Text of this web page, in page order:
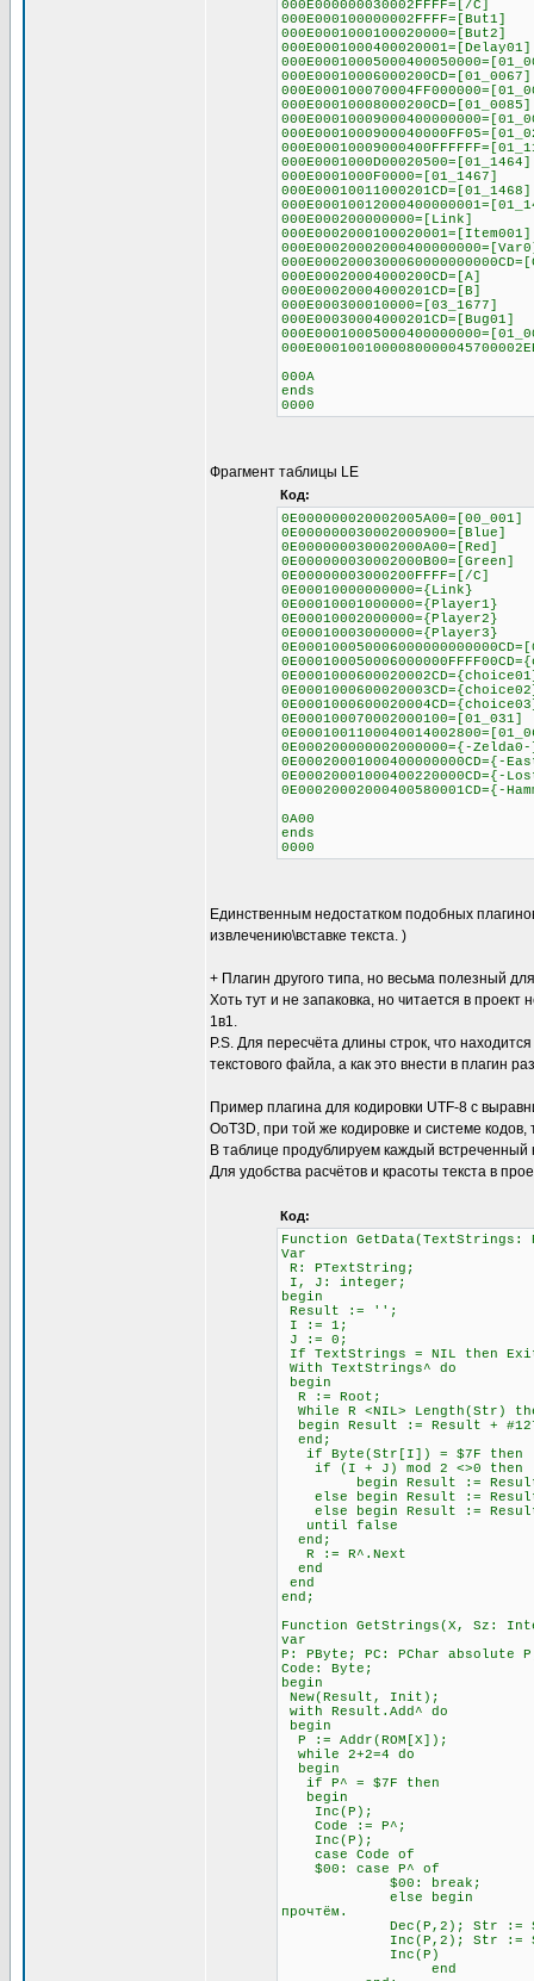
000E000000030002FFFF=[/C]
000E000100000002FFFF=[But1]
000E0001000100020000=[But2]
000E0001000400020001=[Delay01]
000E00010006000200CD=[01_0067]
000E00010008000200CD=[01_0085]
000E0001000D00020500=[01_1464]
000E0001000F0000=[01_1467]
000E00010011000201CD=[01_1468]
000E000200000000=[Link]
000E0002000100020001=[Item001]
000E00020004000200CD=[A]
000E00020004000201CD=[B]
000E000300010000=[03_1677]
000E00030004000201CD=[Bug01]
000A
ends
0000
Фрагмент таблицы LE
Код:
0E000000020002005A00=[00_001]
0E000000030002000900=[Blue]
0E000000030002000A00=[Red]
0E000000030002000B00=[Green]
0E00000003000200FFFF=[/C]
0E00010000000000={Link}
0E00010001000000={Player1}
0E00010002000000={Player2}
0E00010003000000={Player3}
0E000100070002000100=[01_031]
0E000200000002000000={-
0E00020001000400000000CD={-
0E00020001000400220000CD={-
0E00020002000400580001CD={-
0A00
ends
0000
Единственным недостатком подобных
извлечению\вставке текста. )
+ Плагин другого типа, но весьма полезный
Хоть тут и не запаковка, но читается в проект
1в1.
P.S. Для пересчёта длины строк, что
текстового файла, а как это внести в плагин
Пример плагина для кодировки UTF-8 с
OoT3D, при той же кодировке и системе
В таблице продублируем каждый
Для удобства расчётов и красоты текста в
Код:
Function
Var
R: PTextString;
I, J: integer;
begin
Result := '';
I := 1; \\ Счётчик
J := 0; \\
If TextStrings = NIL then
With TextStrings^ do
begin
R := Root;
While R <NIL>
begin Result := Result +
end;
if Byte(Str[I]) = $7F
if (I + J) mod 2 <>0
begin Result := Result +
else begin Result := Result
else begin Result := Result
until false \\ Всё это
end;
R := R^.Next
end
end
end;
Function GetStrings(X, Sz:
var
P: PByte; PC: PChar absolute
Code: Byte;
begin
New(Result, Init);
with Result.Add^ do
begin
P := Addr(ROM[X]);
while 2+2=4 do \\
begin
if P^ = $7F then \\
begin
Inc(P); \\
Code := P^;
Inc(P);
case Code of
$00: case P^ of
$00: break; \\ А за
else begin \\ Если за
прочтём.
Dec(P,2); Str := Str
Inc(P,2); Str := Str
Inc(P)
end